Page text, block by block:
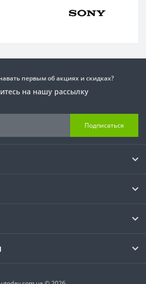
первым об акциях и скидках?
на нашу рассылку
Подписаться